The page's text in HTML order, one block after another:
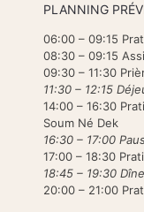
PLANNING
06:00 – 09:15
08:30 – 09:15
09:30 – 11:30
11:30 – 12:15
14:00 – 16:30
Soum Né Dek
16:30 – 17:00
17:00 – 18:30
18:45 – 19:30
20:00 – 21:00